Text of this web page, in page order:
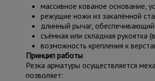
массивное кованое основание,
режущие ножи из закалённой
длинный рычаг,
съёмная или складная рукоятка
возможность крепления к
Принцип работы
Резка арматуры осуществляется
позволяет: